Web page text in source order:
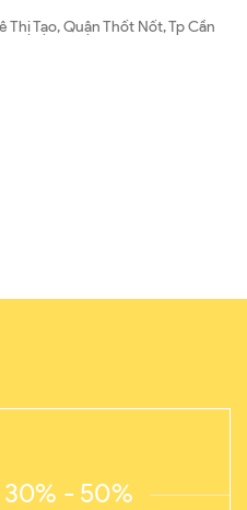
Tạo, Quận Thốt Nốt, Tp Cần
30% - 50%